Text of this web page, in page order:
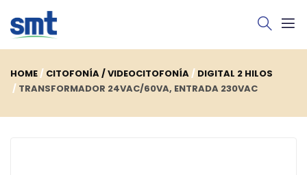
HOME CITOFONÍA / VIDEOCITOFONÍA
DIGITAL 2 HILOS
TRANSFORMADOR 24VAC/60VA, ENTRADA 230VAC